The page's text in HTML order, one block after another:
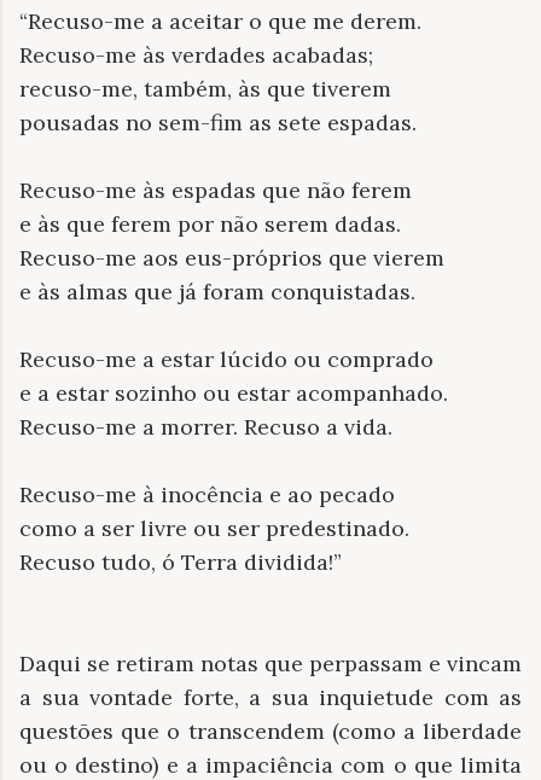
“Recuso-me a aceitar o que me derem.
Recuso-me às verdades acabadas;
recuso-me, também, às que tiverem
pousadas no sem-fim as sete espadas.
Recuso-me às espadas que não ferem
e às que ferem por não serem dadas.
Recuso-me aos eus-próprios que vierem
e às almas que já foram conquistadas.
Recuso-me a estar lúcido ou comprado
e a estar sozinho ou estar acompanhado.
Recuso-me a morrer. Recuso a vida.
Recuso-me à inocência e ao pecado
como a ser livre ou ser predestinado.
Recuso tudo, ó Terra dividida!”
Daqui se retiram notas que perpassam e vincam
a sua vontade forte, a sua inquietude com as
questões que o transcendem (como a liberdade
ou o destino) e a impaciência com o que limita